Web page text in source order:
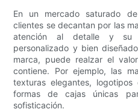
En un mercado saturado
clientes se decantan por las
atención al detalle y su
personalizado y bien
marca, puede realzar el
contiene. Por ejemplo, las
texturas elegantes,
formas de cajas únicas
sofisticación.